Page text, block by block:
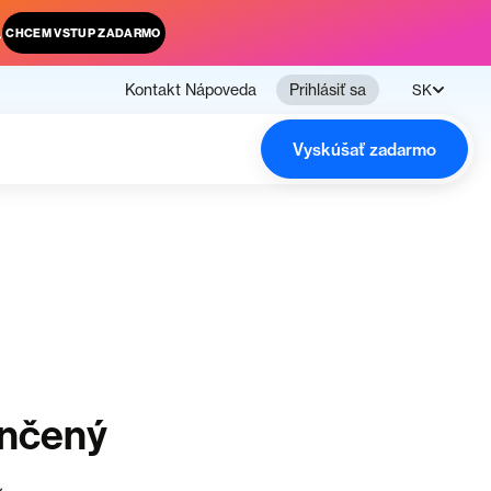
CHCEM VSTUP ZADARMO
Kontakt Nápoveda Prihlásiť sa SK
Vyskúšať zadarmo